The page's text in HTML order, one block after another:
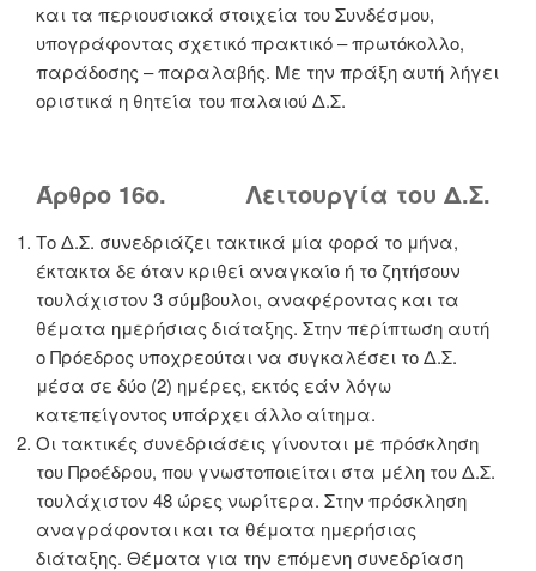
και τα περιουσιακά στοιχεία του Συνδέσμου,
υπογράφοντας σχετικό πρακτικό – πρωτόκολλο,
παράδοσης – παραλαβής. Με την πράξη αυτή λήγει
οριστικά η θητεία του παλαιού Δ.Σ.
Άρθρο 16ο. Λειτουργία του Δ.Σ.
Το Δ.Σ. συνεδριάζει τακτικά μία φορά το μήνα,
έκτακτα δε όταν κριθεί αναγκαίο ή το ζητήσουν
τουλάχιστον 3 σύμβουλοι, αναφέροντας και τα
θέματα ημερήσιας διάταξης. Στην περίπτωση αυτή
ο Πρόεδρος υποχρεούται να συγκαλέσει το Δ.Σ.
μέσα σε δύο (2) ημέρες, εκτός εάν λόγω
κατεπείγοντος υπάρχει άλλο αίτημα.
Οι τακτικές συνεδριάσεις γίνονται με πρόσκληση
του Προέδρου, που γνωστοποιείται στα μέλη του Δ.Σ.
τουλάχιστον 48 ώρες νωρίτερα. Στην πρόσκληση
αναγράφονται και τα θέματα ημερήσιας
διάταξης. Θέματα για την επόμενη συνεδρίαση